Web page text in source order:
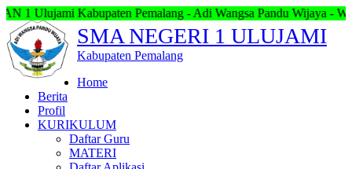
Kabupaten Pemalang - Adi Wangsa Pandu Wijaya - Welcome
SMA NEGERI 1 ULUJAMI
Kabupaten Pemalang
Home
Berita
Profil
KURIKULUM
Daftar Guru
MATERI